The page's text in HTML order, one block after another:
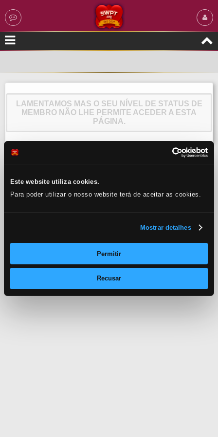
Este website utiliza cookies.
Para poder utilizar o nosso website terá de aceitar as cookies.
Mostrar detalhes
Permitir
Recusar
LAMENTAMOS MAS O SEU NÍVEL DE STATUS DE
MEMBRO NÃO LHE PERMITE ACEDER A ESTA
PÁGINA.